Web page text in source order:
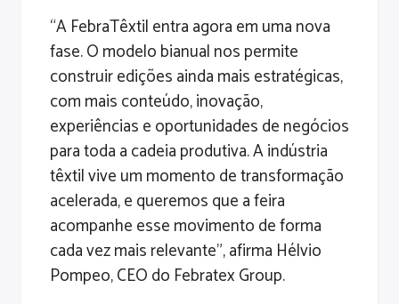
“A FebraTêxtil entra agora em uma nova
fase. O modelo bianual nos permite
construir edições ainda mais estratégicas,
com mais conteúdo, inovação,
experiências e oportunidades de negócios
para toda a cadeia produtiva. A indústria
têxtil vive um momento de transformação
acelerada, e queremos que a feira
acompanhe esse movimento de forma
cada vez mais relevante”, afirma Hélvio
Pompeo, CEO do Febratex Group.